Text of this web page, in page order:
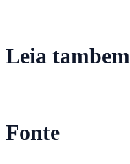
Leia tambem
Fonte